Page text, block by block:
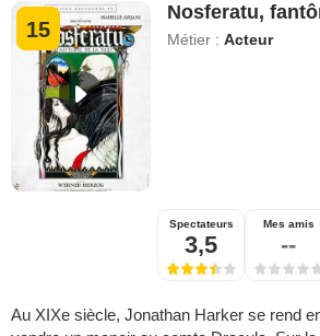
15
Nosferatu,
Métier :Acteur
Spectateurs
3,5
Mes amis
--
Au XIXe siècle, Jonathan Harker se rend